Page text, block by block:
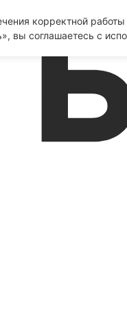
корректной работы
вы соглашаетесь с